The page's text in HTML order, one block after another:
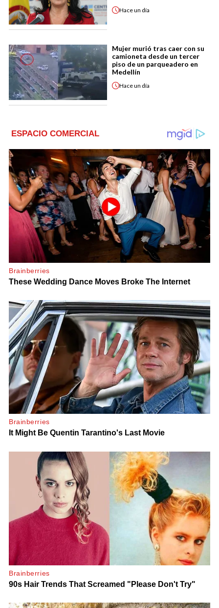
Haceun día
Mujer murió tras caer con su
camioneta desde un tercer
piso de un parqueadero en
Medellín
Haceun día